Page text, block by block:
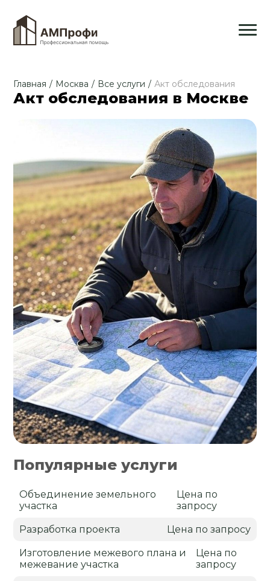
Главная / Москва / Все услуги / Акт обследования
Акт обследования в Москве
Популярные услуги
Объединение земельного
участка
Цена по
запросу
Разработка проекта Цена по запросу
Изготовление межевого плана и
межевание участка
Цена по
запросу